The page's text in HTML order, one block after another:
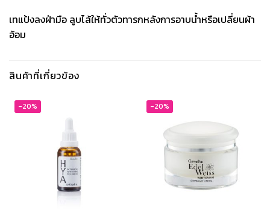
เทแป้งลงฝ่ามือ ลูบไล้ให้ทั่วตัวทารกหลังการอาบน้ำหรือเปลี่ยนผ้า
อ้อม
สินค้าที่เกี่ยวข้อง
-20% -20%